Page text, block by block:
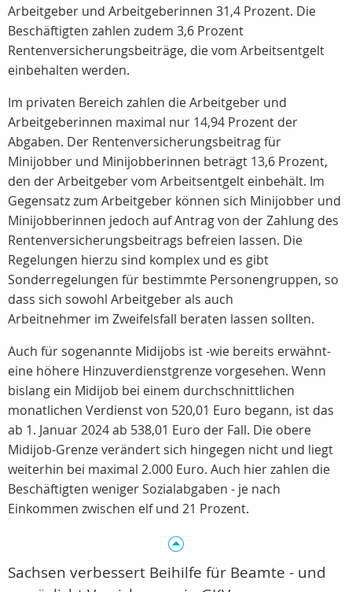
Arbeitgeber und Arbeitgeberinnen 31,4 Prozent. Die
Beschäftigten zahlen zudem 3,6 Prozent
Rentenversicherungsbeiträge, die vom Arbeitsentgelt
einbehalten werden.
Im privaten Bereich zahlen die Arbeitgeber und
Arbeitgeberinnen maximal nur 14,94 Prozent der
Abgaben. Der Rentenversicherungsbeitrag für
Minijobber und Minijobberinnen beträgt 13,6 Prozent,
den der Arbeitgeber vom Arbeitsentgelt einbehält. Im
Gegensatz zum Arbeitgeber können sich Minijobber und
Minijobberinnen jedoch auf Antrag von der Zahlung des
Rentenversicherungsbeitrags befreien lassen. Die
Regelungen hierzu sind komplex und es gibt
Sonderregelungen für bestimmte Personengruppen, so
dass sich sowohl Arbeitgeber als auch
Arbeitnehmer im Zweifelsfall beraten lassen sollten.
Auch für sogenannte Midijobs ist -wie bereits erwähnt-
eine höhere Hinzuverdienstgrenze vorgesehen. Wenn
bislang ein Midijob bei einem durchschnittlichen
monatlichen Verdienst von 520,01 Euro begann, ist das
ab 1. Januar 2024 ab 538,01 Euro der Fall. Die obere
Midijob-Grenze verändert sich hingegen nicht und liegt
weiterhin bei maximal 2.000 Euro. Auch hier zahlen die
Beschäftigten weniger Sozialabgaben - je nach
Einkommen zwischen elf und 21 Prozent.
Sachsen verbessert Beihilfe für Beamte - und